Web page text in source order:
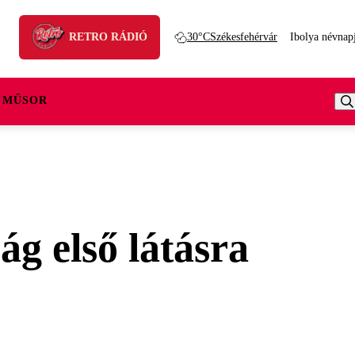
RETRO RÁDIÓ 30°CSzékesfehérvár Ibolya
első látásra